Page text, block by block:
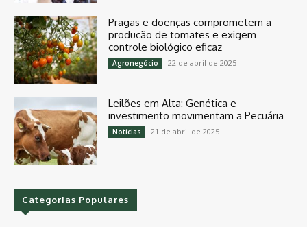
Pragas e doenças comprometem a
produção de tomates e exigem
controle biológico eficaz
Agronegócio 22 de abril de 2025
Leilões em Alta: Genética e
investimento movimentam a Pecuária
Notícias 21 de abril de 2025
Categorias Populares